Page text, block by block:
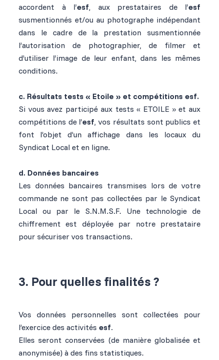
accordent à l’esf, aux prestataires de l’esf
susmentionnés et/ou au photographe indépendant
dans le cadre de la prestation susmentionnée
l’autorisation de photographier, de filmer et
d’utiliser l’image de leur enfant, dans les mêmes
conditions.
c. Résultats tests « Etoile » et compétitions esf.
Si vous avez participé aux tests « ETOILE » et aux
compétitions de l’esf, vos résultats sont publics et
font l’objet d’un affichage dans les locaux du
Syndicat Local et en ligne.
d. Données bancaires
Les données bancaires transmises lors de votre
commande ne sont pas collectées par le Syndicat
Local ou par le S.N.M.S.F. Une technologie de
chiffrement est déployée par notre prestataire
pour sécuriser vos transactions.
3. Pour quelles finalités ?
Vos données personnelles sont collectées pour
l’exercice des activités esf.
Elles seront conservées (de manière globalisée et
anonymisée) à des fins statistiques.